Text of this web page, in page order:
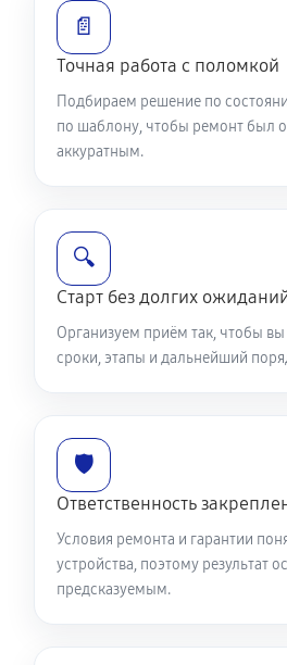
📄
Точная работа с поломкой
Подбираем решение по
по шаблону, чтобы ремонт был
аккуратным.
🔍
Старт без долгих
Организуем приём так, чтобы
сроки, этапы и дальнейший
🛡️
Ответственность
Условия ремонта и гарантии
устройства, поэтому результат
предсказуемым.